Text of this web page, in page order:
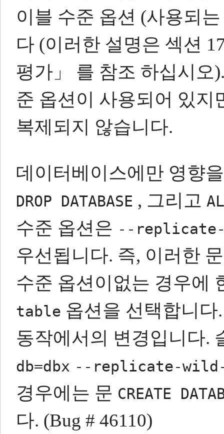
이블 수준 옵션 (사용되
다 (이러한 설명은 섹션
평가」 를 참조 하십시오
준 옵션이 사용되어 있지
복제되지 않습니다.
데이터베이스에만 영향
DROP DATABASE , 그리고
수준 옵션은 --
우선됩니다. 즉, 이러한
수준 옵션이없는 경우에
table 옵션을 선택합니다.
동작에서의 변경입니다.
db=dbx --replicate-wild-
경우에는 문 CREATE
다. (Bug # 46110)